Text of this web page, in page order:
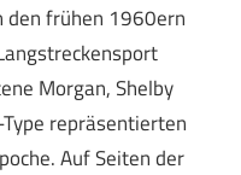
den frühen 1960ern
Morgan, Shelby
repräsentierten
Auf Seiten der